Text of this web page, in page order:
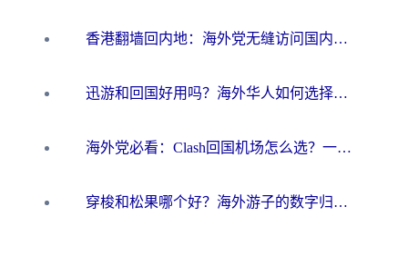
香港翻墙回内地：海外党无缝访问国内资源的加速器选择全攻略
迅游和回国好用吗？海外华人如何选择靠谱的回国加速器
海外党必看：Clash回国机场怎么选？一篇搞定无缝访问国内资源的全攻略
穿梭和松果哪个好？海外游子的数字归乡路，到底该怎么选